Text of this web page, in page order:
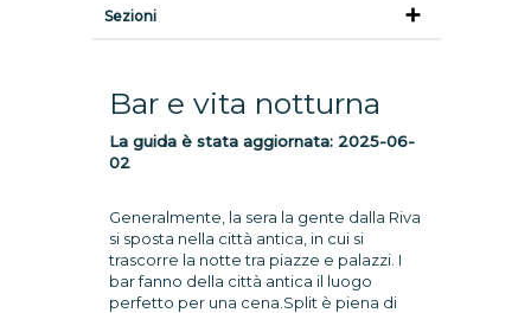
Sezioni
Bar e vita notturna
La guida è stata aggiornata: 2025-06-
02
Generalmente, la sera la gente dalla Riva
si sposta nella città antica, in cui si
trascorre la notte tra piazze e palazzi. I
bar fanno della città antica il luogo
perfetto per una cena.Split è piena di